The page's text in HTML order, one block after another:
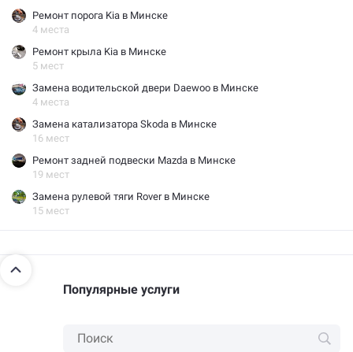
Ремонт порога Kia в Минске
4 места
Ремонт крыла Kia в Минске
5 мест
Замена водительской двери Daewoo в Минске
4 места
Замена катализатора Skoda в Минске
16 мест
Ремонт задней подвески Mazda в Минске
19 мест
Замена рулевой тяги Rover в Минске
15 мест
Популярные услуги